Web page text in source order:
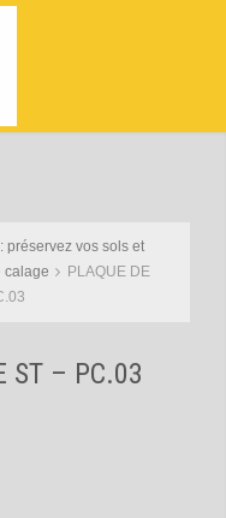
préservez vos sols et
calage
PLAQUE DE
ST – PC.03